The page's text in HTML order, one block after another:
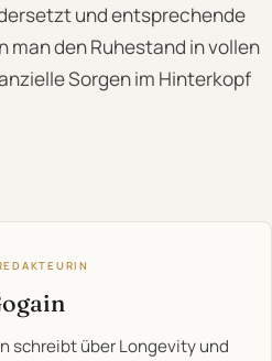
und entsprechende
man den Ruhestand in vollen
Sorgen im Hinterkopf
schreibt über Longevity und